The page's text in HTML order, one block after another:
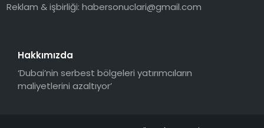
Reklam & işbirliği:habersonuclari@gmail.com
Hakkımızda
‘Dubai’nin serbest bölgeleri yatırımcıların
maliyetlerini azaltıyor’